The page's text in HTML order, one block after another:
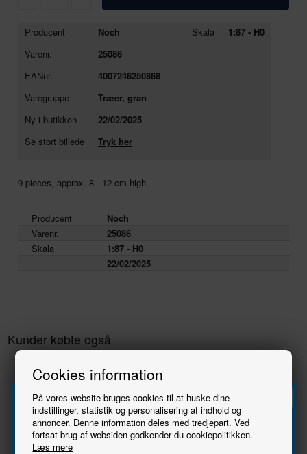
Cookies information
På vores website bruges cookies til at huske dine
indstillinger, statistik og personalisering af indhold og
annoncer. Denne information deles med tredjepart. Ved
fortsat brug af websiden godkender du cookiepolitikken.
Læs mere
Producent
Noch
Varenr.
25086
EANnr.
4007246250868
Varegruppe
Træer, gran
Ny i butikken
22/02/2025
Se stort billede
Tryk her
Skala 1:87 - H0
9 pieces, approx. 8 - 12 cm high
Producent
Noch
Varenr.
25086
Skala
1:87 - H0
22/02/2025
Kunder købte også
Tilmeld